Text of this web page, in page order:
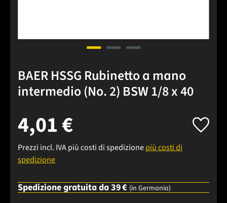
BAER HSSG Rubinetto a mano
intermedio (No. 2) BSW 1/8 x 40
4,01 €
Prezzi incl. IVA più costi di spedizionepiù costi di
spedizione
Spedizione gratuita da 39 € (in Germania)